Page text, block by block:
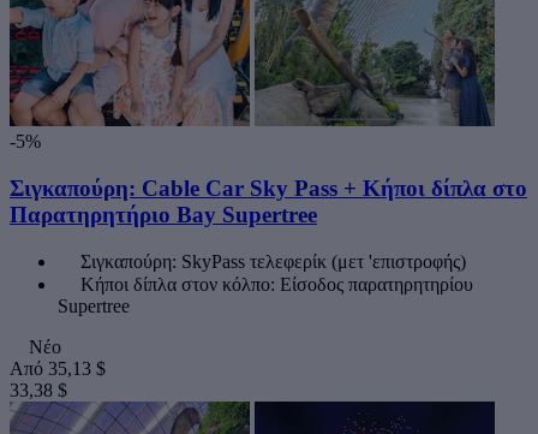
-5%
Σιγκαπούρη: Cable Car Sky Pass + Κήποι δίπλα στο
Παρατηρητήριο Bay Supertree
Σιγκαπούρη: SkyPass τελεφερίκ (μετ 'επιστροφής)
Κήποι δίπλα στον κόλπο: Είσοδος παρατηρητηρίου
Supertree
Νέο
Από 35,13 $
33,38 $